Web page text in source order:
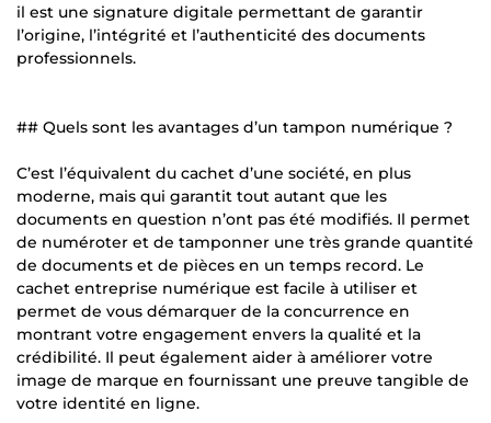
il est une signature digitale permettant de garantir
l’origine, l’intégrité et l’authenticité des documents
professionnels.
## Quels sont les avantages d’un tampon numérique ?
C’est l’équivalent du cachet d’une société, en plus
moderne, mais qui garantit tout autant que les
documents en question n’ont pas été modifiés. Il permet
de numéroter et de tamponner une très grande quantité
de documents et de pièces en un temps record. Le
cachet entreprise numérique est facile à utiliser et
permet de vous démarquer de la concurrence en
montrant votre engagement envers la qualité et la
crédibilité. Il peut également aider à améliorer votre
image de marque en fournissant une preuve tangible de
votre identité en ligne.